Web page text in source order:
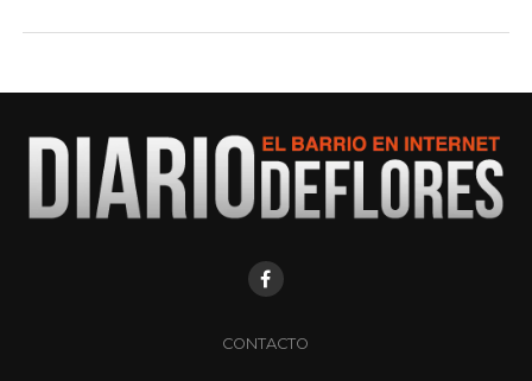
CONTACTO